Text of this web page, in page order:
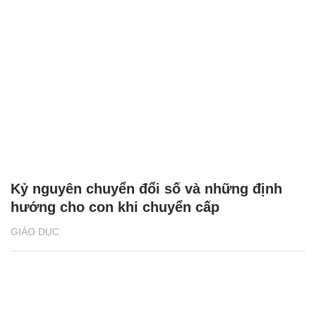
GIÁO DỤC
Kỷ nguyên chuyển đổi số và những định
hướng cho con khi chuyển cấp